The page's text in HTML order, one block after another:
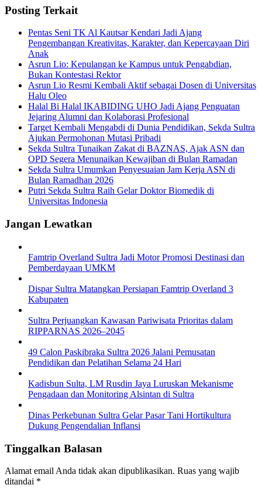
Posting Terkait
Pentas Seni TK Al Kautsar Kendari Jadi Ajang
Pengembangan Kreativitas, Karakter, dan Kepercayaan Diri
Anak
Asrun Lio: Kepulangan ke Kampus untuk Pengabdian,
Bukan Kontestasi Rektor
Asrun Lio Resmi Kembali Aktif sebagai Dosen di Universitas
Halu Oleo
Halal Bi Halal IKABIDING UHO Jadi Ajang Penguatan
Jejaring Alumni dan Kolaborasi Profesional
Target Kembali Mengabdi di Dunia Pendidikan, Sekda Sultra
Ajukan Permohonan Mutasi Pribadi
Sekda Sultra Tunaikan Zakat di BAZNAS, Ajak ASN dan
OPD Segera Menunaikan Kewajiban di Bulan Ramadan
Sekda Sultra Umumkan Penyesuaian Jam Kerja ASN di
Bulan Ramadhan 2026
Putri Sekda Sultra Raih Gelar Doktor Biomedik di
Universitas Indonesia
Jangan Lewatkan
Famtrip Overland Sultra Jadi Motor Promosi Destinasi dan
Pemberdayaan UMKM
Dispar Sultra Matangkan Persiapan Famtrip Overland 3
Kabupaten
Sultra Perjuangkan Kawasan Pariwisata Prioritas dalam
RIPPARNAS 2026–2045
49 Calon Paskibraka Sultra 2026 Jalani Pemusatan
Pendidikan dan Pelatihan Selama 24 Hari
Kadisbun Sulta, LM Rusdin Jaya Luruskan Mekanisme
Pengadaan dan Monitoring Alsintan di Sultra
Dinas Perkebunan Sultra Gelar Pasar Tani Hortikultura
Dukung Pengendalian Inflansi
Tinggalkan Balasan
Alamat email Anda tidak akan dipublikasikan. Ruas yang wajib
ditandai *